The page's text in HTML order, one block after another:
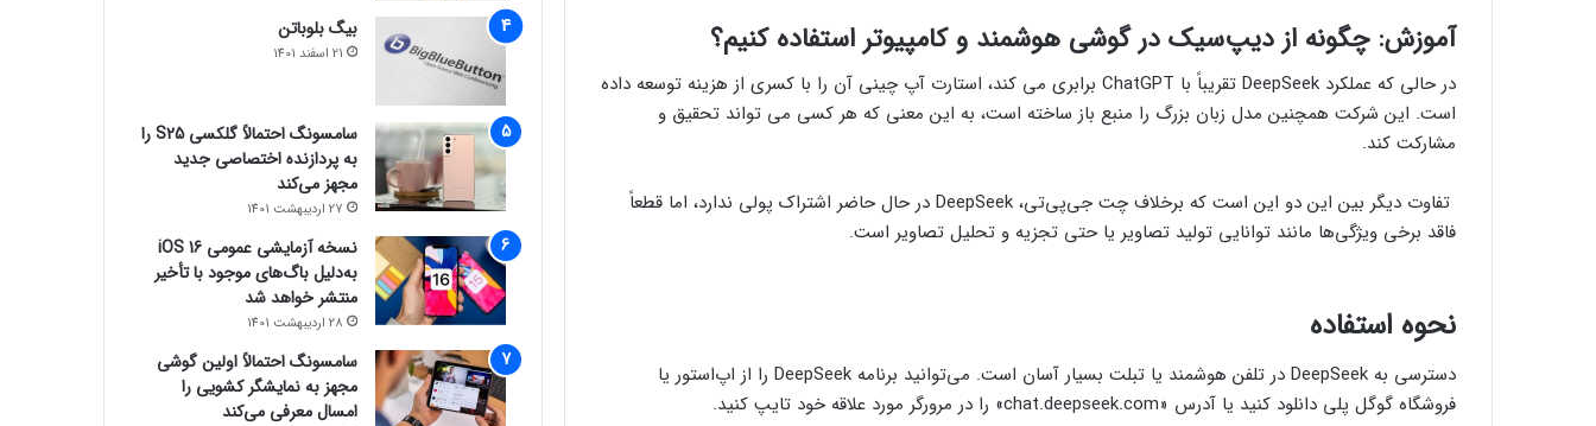
آموزش: چگونه از دیپ‌سیک در گوشی هوشمند و کامپیوتر استفاده کنیم؟
در حالی که عملکرد DeepSeek تقریباً با ChatGPT برابری می کند، استارت آپ چینی آن را با کسری از هزینه توسعه داده
است. این شرکت همچنین مدل زبان بزرگ را منبع باز ساخته است، به این معنی که هر کسی می تواند تحقیق و
مشارکت کند.
تفاوت دیگر بین این دو این است که برخلاف چت جی‌پی‌تی، DeepSeek در حال حاضر اشتراک پولی ندارد، اما قطعاً
فاقد برخی ویژگی‌ها مانند توانایی تولید تصاویر یا حتی تجزیه و تحلیل تصاویر است.
نحوه استفاده
دسترسی به DeepSeek در تلفن هوشمند یا تبلت بسیار آسان است. می‌توانید برنامه DeepSeek را از اپ‌استور یا
فروشگاه گوگل پلی دانلود کنید یا آدرس «chat.deepseek.com» را در مرورگر مورد علاقه خود تایپ کنید.
بیگ بلوباتن
21 اسفند 1401
سامسونگ احتمالاً گلکسی S25 را
به پردازنده اختصاصی جدید
مجهز می‌کند
27 اردیبهشت 1401
نسخه آزمایشی عمومی iOS 16
به‌دلیل باگ‌های موجود با تأخیر
منتشر خواهد شد
28 اردیبهشت 1401
سامسونگ احتمالاً اولین گوشی
مجهز به نمایشگر کشویی را
امسال معرفی می‌کند